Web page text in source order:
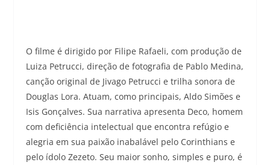
O filme é dirigido por Filipe Rafaeli, com produção de
Luiza Petrucci, direção de fotografia de Pablo Medina,
canção original de Jivago Petrucci e trilha sonora de
Douglas Lora. Atuam, como principais, Aldo Simões e
Isis Gonçalves. Sua narrativa apresenta Deco, homem
com deficiência intelectual que encontra refúgio e
alegria em sua paixão inabalável pelo Corinthians e
pelo ídolo Zezeto. Seu maior sonho, simples e puro, é